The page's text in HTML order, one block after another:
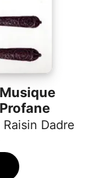
Raisin Dadre